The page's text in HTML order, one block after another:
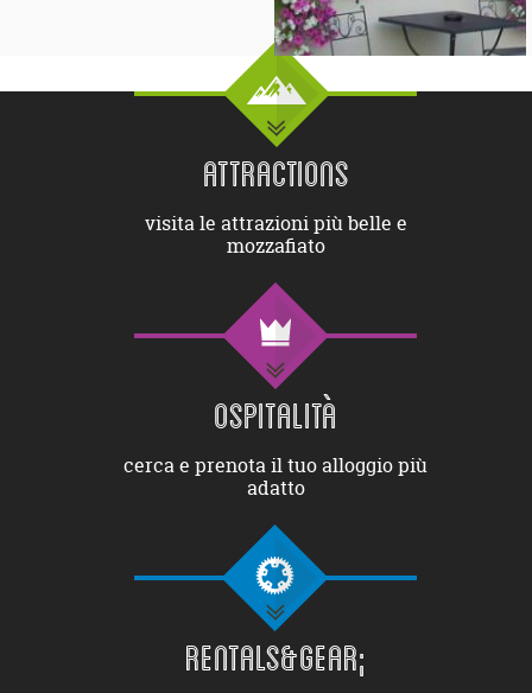
ATTRACTIONS
visita le attrazioni più belle e
mozzafiato
OSPITALITÀ
cerca e prenota il tuo alloggio più
adatto
RENTALS&GEAR;